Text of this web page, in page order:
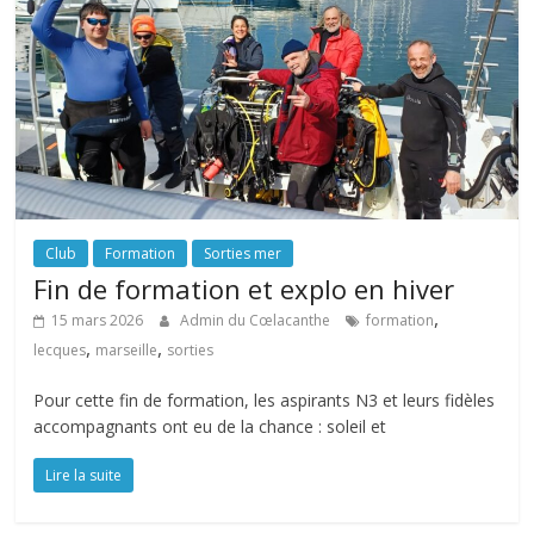
Club Formation Sorties mer
Fin de formation et explo en hiver
15 mars 2026 Admin du Cœlacanthe formation,
lecques, marseille, sorties
Pour cette fin de formation, les aspirants N3 et leurs fidèles
accompagnants ont eu de la chance : soleil et
Lire la suite